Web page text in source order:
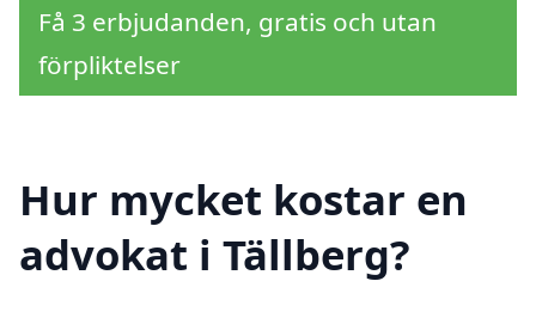
Få 3 erbjudanden, gratis och utan
förpliktelser
Hur mycket kostar en
advokat i Tällberg?